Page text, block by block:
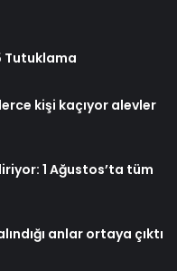
Tutuklama
kişi kaçıyor alevler
1 Ağustos’ta tüm
anlar ortaya çıktı